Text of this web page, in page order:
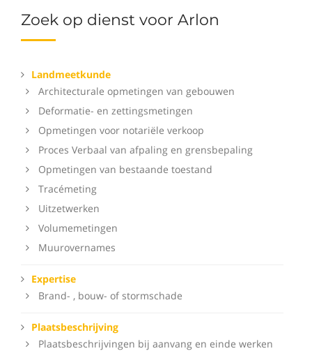
Zoek op dienst voor Arlon
Landmeetkunde
Architecturale opmetingen van gebouwen
Deformatie- en zettingsmetingen
Opmetingen voor notariële verkoop
Proces Verbaal van afpaling en grensbepaling
Opmetingen van bestaande toestand
Tracémeting
Uitzetwerken
Volumemetingen
Muurovernames
Expertise
Brand- , bouw- of stormschade
Plaatsbeschrijving
Plaatsbeschrijvingen bij aanvang en einde werken